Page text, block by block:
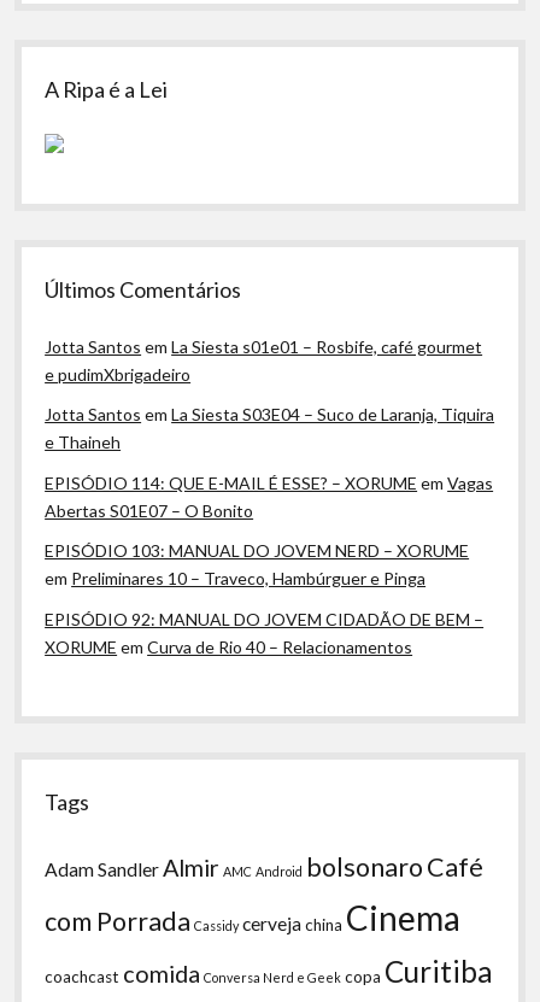
A Ripa é a Lei
Últimos Comentários
Jotta Santos emLa Siesta s01e01 – Rosbife, café gourmet
e pudimXbrigadeiro
Jotta Santos emLa Siesta S03E04 – Suco de Laranja, Tiquira
e Thaineh
EPISÓDIO 114: QUE E-MAIL É ESSE? – XORUME emVagas
Abertas S01E07 – O Bonito
EPISÓDIO 103: MANUAL DO JOVEM NERD – XORUME
em Preliminares 10 – Traveco, Hambúrguer e Pinga
EPISÓDIO 92: MANUAL DO JOVEM CIDADÃO DE BEM –
XORUME emCurva de Rio 40 – Relacionamentos
Tags
Adam SandlerAlmir AMC Android bolsonaroCafé
com Porrada Cassidy cervejachina Cinema
coachcast comida Conversa Nerd e Geek copa Curitiba